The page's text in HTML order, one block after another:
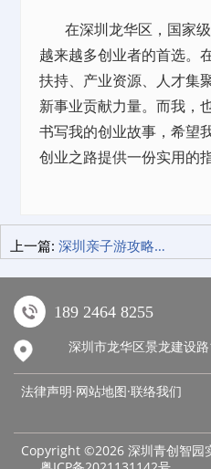
在深圳龙华区，国家
越来越多创业者的首选。
扶持、产业资源、人才集
新事业贡献力量。而我，
书写我的创业故事，希望
创业之路提供一份实用的
上一篇: 深圳亲子游攻略：选择对的睡眠酒店，让旅行更尽兴
189 2464 8255
深圳市龙华区景龙建设
法律声明·网站地图·联络我们
Copyright ©2026 深圳青创智园